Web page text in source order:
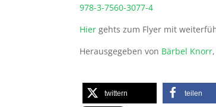
978-3-7560-3077-4
Hier gehts zum Flyer mit
Herausgegeben von Bärbel Knorr,
twittern teilen